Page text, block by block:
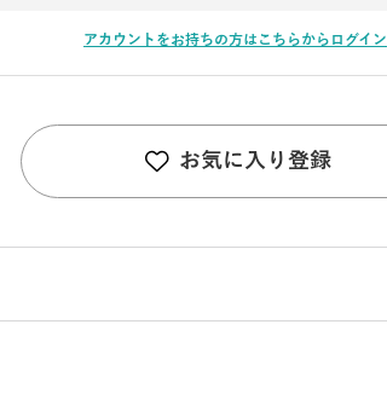
アカウントをお持ちの方はこちらからログイン
お気に入り登録